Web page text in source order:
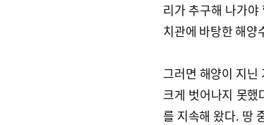
리가 추구해 나가
치관에 바탕한 해양
그러면 해양이 지닌
크게 벗어나지 못했
를 지속해 왔다. 땅